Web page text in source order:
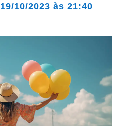
19/10/2023 às 21:40